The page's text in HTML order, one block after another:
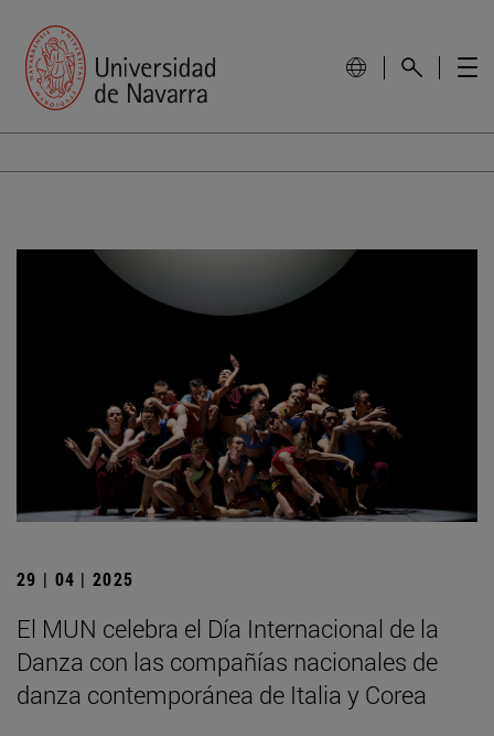
29 | 04 | 2025
El MUN celebra el Día Internacional de la
Danza con las compañías nacionales de
danza contemporánea de Italia y Corea